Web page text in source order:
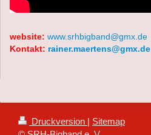
website: www.srhbigband@gmx.de
Kontakt: rainer.maertens@gmx.de
Druckversion | Sitemap